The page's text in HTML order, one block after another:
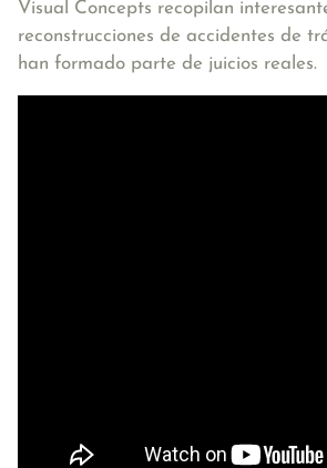
Visual Concepts recopilan
reconstrucciones de accidentes de
han formado parte de juicios reales.